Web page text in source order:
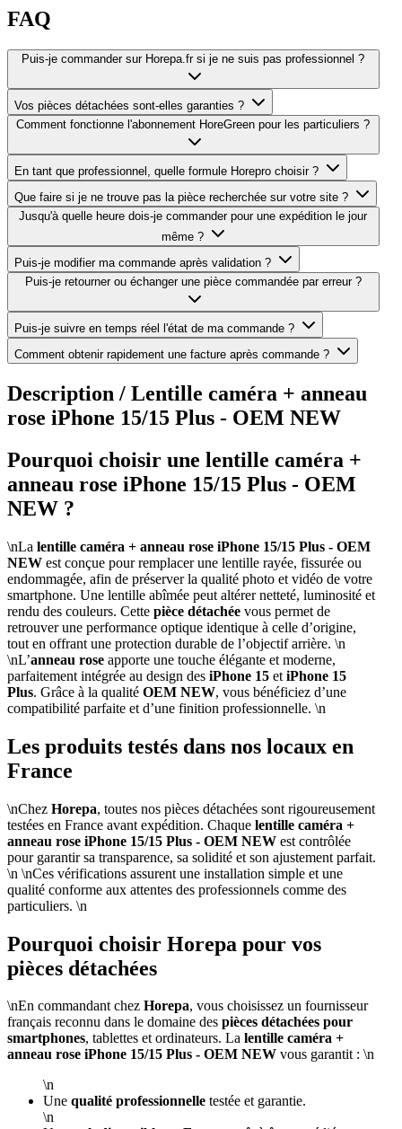
FAQ
Puis-je commander sur Horepa.fr si je ne suis pas professionnel ?
Vos pièces détachées sont-elles garanties ?
Comment fonctionne l'abonnement HoreGreen pour les particuliers ?
En tant que professionnel, quelle formule Horepro choisir ?
Que faire si je ne trouve pas la pièce recherchée sur votre site ?
Jusqu'à quelle heure dois-je commander pour une expédition le jour
même ?
Puis-je modifier ma commande après validation ?
Puis-je retourner ou échanger une pièce commandée par erreur ?
Puis-je suivre en temps réel l'état de ma commande ?
Comment obtenir rapidement une facture après commande ?
Description / Lentille caméra + anneau
rose iPhone 15/15 Plus - OEM NEW
Pourquoi choisir une lentille caméra +
anneau rose iPhone 15/15 Plus - OEM
NEW ?
\nLa lentille caméra + anneau rose iPhone 15/15 Plus - OEM
NEW est conçue pour remplacer une lentille rayée, fissurée ou
endommagée, afin de préserver la qualité photo et vidéo de votre
smartphone. Une lentille abîmée peut altérer netteté, luminosité et
rendu des couleurs. Cette pièce détachée vous permet de
retrouver une performance optique identique à celle d’origine,
tout en offrant une protection durable de l’objectif arrière. \n
\nL’anneau rose apporte une touche élégante et moderne,
parfaitement intégrée au design des iPhone 15 et iPhone 15
Plus. Grâce à la qualité OEM NEW, vous bénéficiez d’une
compatibilité parfaite et d’une finition professionnelle. \n
Les produits testés dans nos locaux en
France
\nChez Horepa, toutes nos pièces détachées sont rigoureusement
testées en France avant expédition. Chaque lentille caméra +
anneau rose iPhone 15/15 Plus - OEM NEW est contrôlée
pour garantir sa transparence, sa solidité et son ajustement parfait.
\n \nCes vérifications assurent une installation simple et une
qualité conforme aux attentes des professionnels comme des
particuliers. \n
Pourquoi choisir Horepa pour vos
pièces détachées
\nEn commandant chez Horepa, vous choisissez un fournisseur
français reconnu dans le domaine des pièces détachées pour
smartphones, tablettes et ordinateurs. La lentille caméra +
anneau rose iPhone 15/15 Plus - OEM NEW vous garantit : \n
\n
Une qualité professionnelle testée et garantie.
\n